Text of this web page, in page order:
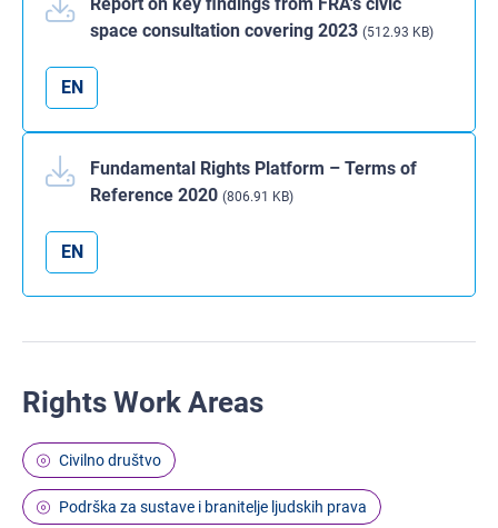
space consultation covering 2023 (512.93 KB)
EN
Fundamental Rights Platform – Terms of
Reference 2020 (806.91 KB)
EN
Rights Work Areas
Civilno društvo
Podrška za sustave i branitelje ljudskih prava